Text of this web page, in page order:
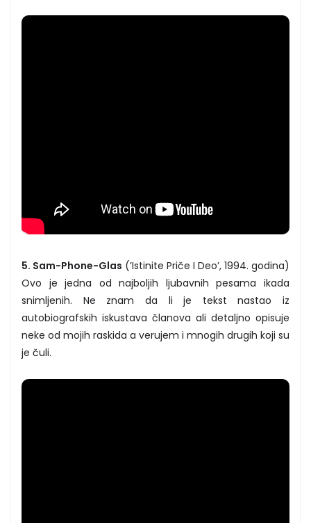
5. Sam-Phone-Glas (’Istinite Priče I Deo’, 1994. godina)
Ovo je jedna od najboljih ljubavnih pesama ikada
snimljenih. Ne znam da li je tekst nastao iz
autobiografskih iskustava članova ali detaljno opisuje
neke od mojih raskida a verujem i mnogih drugih koji su
je čuli.